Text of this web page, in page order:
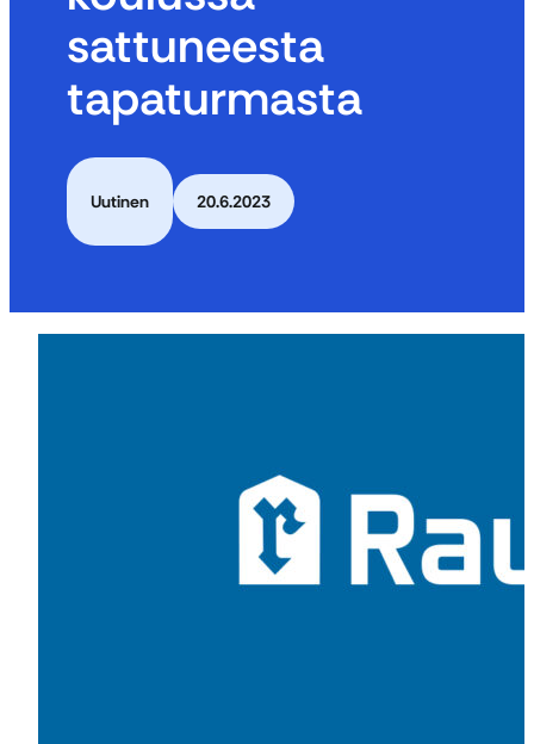
sattuneesta
tapaturmasta
Uutinen 20.6.2023